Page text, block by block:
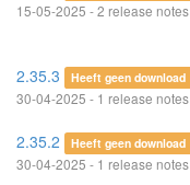
15-05-2025 - 2 release notes
2.35.3 Heeft geen download
30-04-2025 - 1 release notes
2.35.2 Heeft geen download
30-04-2025 - 1 release notes